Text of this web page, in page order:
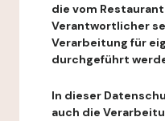
die vom
Verantwortlicher
Verarbeitung für
durchgeführt
In dieser
auch die